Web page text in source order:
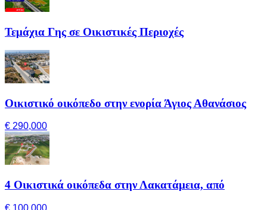
Τεμάχια Γης σε Οικιστικές Περιοχές
Οικιστικό οικόπεδο στην ενορία Άγιος Αθανάσιος
€ 290,000
4 Οικιστικά οικόπεδα στην Λακατάμεια, από
€ 100,000